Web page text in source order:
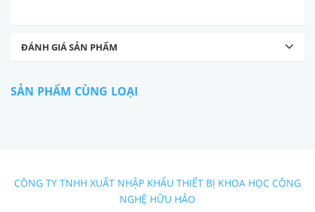
ĐÁNH GIÁ SẢN PHẨM
SẢN PHẨM CÙNG LOẠI
CÔNG TY TNHH XUẤT NHẬP KHẨU THIẾT BỊ KHOA HỌC CÔNG
NGHỆ HỮU HẢO